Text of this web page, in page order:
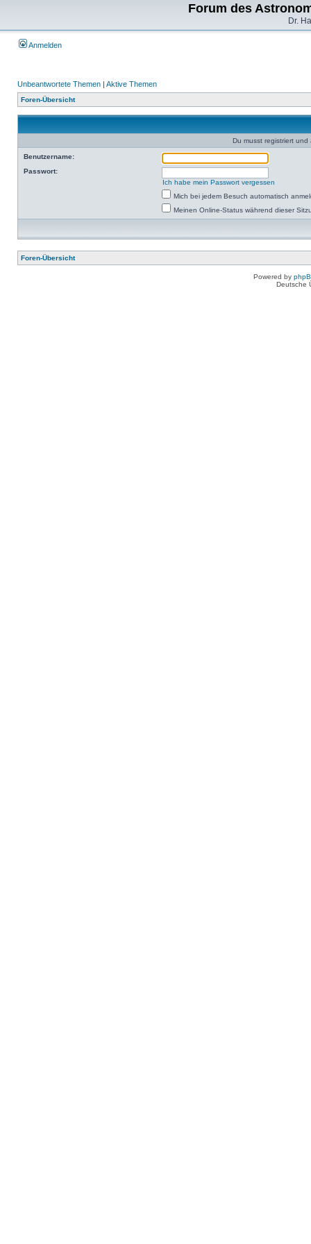
Forum des
Dr.
Anmelden
Unbeantwortete Themen | Aktive Themen
Foren-Übersicht
Du musst registriert
Benutzername:
Passwort:
Ich habe mein Passwort vergessen
Mich bei jedem Besuch automatisch
Meinen Online-Status während dieser
Foren-Übersicht
Powered by
Deutsche